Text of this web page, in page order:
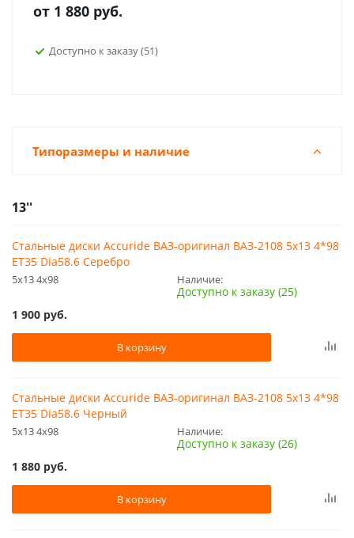
от 1 880 руб.
Доступно к заказу (51)
Типоразмеры и наличие
13''
Стальные диски Accuride ВАЗ-оригинал ВАЗ-2108 5x13 4*98
ET35 Dia58.6 Серебро
5x13 4x98 Наличие:
Доступно к заказу (25)
1 900 руб.
В корзину
Стальные диски Accuride ВАЗ-оригинал ВАЗ-2108 5x13 4*98
ET35 Dia58.6 Черный
5x13 4x98 Наличие:
Доступно к заказу (26)
1 880 руб.
В корзину